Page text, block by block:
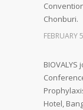
Chonburi.
FEBRUARY
Hotel,